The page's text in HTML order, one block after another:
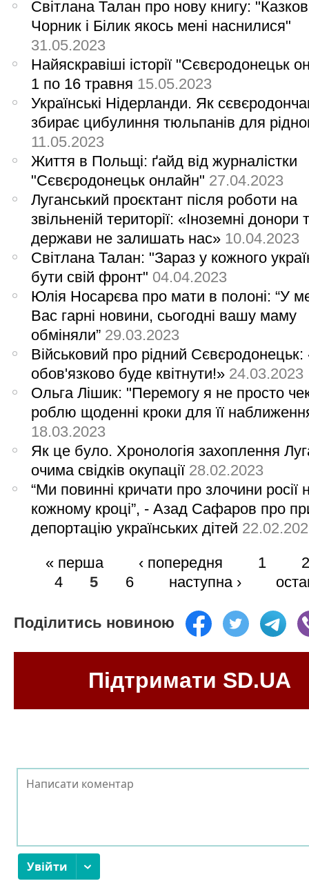
Світлана Талан про нову книгу:
Чорник і Білик якось мені наснилися"
31.05.2023
Найяскравіші історії "Сєвєродонецьк
1 по 16 травня 15.05.2023
Українські Нідерланди. Як
збирає цибулиння тюльпанів для
11.05.2023
Життя в Польщі: ґайд від журналістки
"Сєвєродонецьк онлайн" 27.04.2023
Луганський проєктант після роботи на
звільненій території: «Іноземні донори
держави не залишать нас» 10.04.2023
Світлана Талан: "Зараз у кожного
бути свій фронт" 04.04.2023
Юлія Носарєва про мати в полоні: “У
Вас гарні новини, сьогодні вашу маму
обміняли” 29.03.2023
Військовий про рідний Сєвєродонецьк:
обов'язково буде квітнути!» 24.03.2023
Ольга Лішик: "Перемогу я не просто
роблю щоденні кроки для її
18.03.2023
Як це було. Хронологія захоплення
очима свідків окупації 28.02.2023
“Ми повинні кричати про злочини росії
кожному кроці”, - Азад Сафаров про
депортацію українських дітей
« перша ‹ попередня 1
2
4
5 6 наступна ›
Поділитись новиною
Підтримати SD.UA